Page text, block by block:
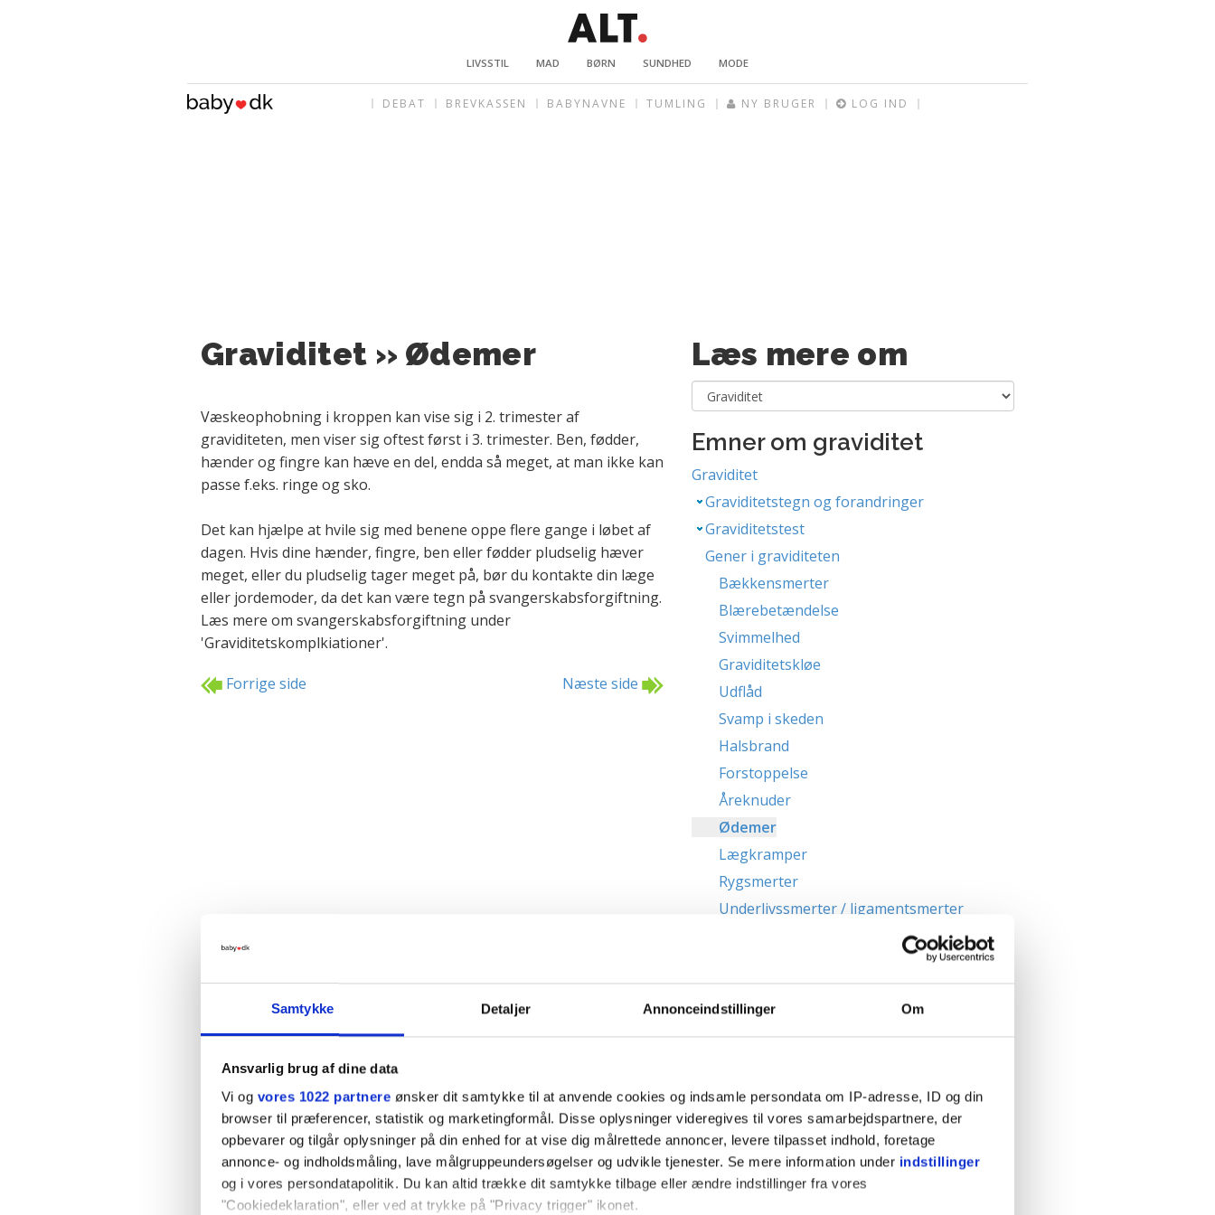
Samtykke Detaljer Annonceindstillinger Om
Ansvarlig brug af dine data
Vi og vores 1022 partnere ønsker dit samtykke til at anvende cookies og indsamle persondata om IP-adresse, ID og din
browser til præferencer, statistik og marketingformål. Disse oplysninger videregives til vores samarbejdspartnere, der
opbevarer og tilgår oplysninger på din enhed for at vise dig målrettede annoncer, levere tilpasset indhold, foretage
annonce- og indholdsmåling, lave målgruppeundersøgelser og udvikle tjenester. Se mere information under indstillinger
og i vores persondatapolitik. Du kan altid trække dit samtykke tilbage eller ændre indstillinger fra vores
"Cookiedeklaration", eller ved at trykke på "Privacy trigger" ikonet.
LIVSSTIL MAD BØRN SUNDHED MODE
DEBAT BREVKASSEN BABYNAVNE TUMLING NY BRUGER LOG IND
Graviditet » Ødemer
Væskeophobning i kroppen kan vise sig i 2. trimester af
graviditeten, men viser sig oftest først i 3. trimester. Ben, fødder,
hænder og fingre kan hæve en del, endda så meget, at man ikke kan
passe f.eks. ringe og sko.
Det kan hjælpe at hvile sig med benene oppe flere gange i løbet af
dagen. Hvis dine hænder, fingre, ben eller fødder pludselig hæver
meget, eller du pludselig tager meget på, bør du kontakte din læge
eller jordemoder, da det kan være tegn på svangerskabsforgiftning.
Læs mere om svangerskabsforgiftning under
'Graviditetskomplkiationer'.
Forrige side Næste side
Læs mere om
Emner om graviditet
Graviditet
Graviditetstegn og forandringer
Graviditetstest
Gener i graviditeten
Bækkensmerter
Blærebetændelse
Svimmelhed
Graviditetskløe
Udflåd
Svamp i skeden
Halsbrand
Forstoppelse
Åreknuder
Ødemer
Lægkramper
Rygsmerter
Underlivssmerter / ligamentsmerter
Undersøgelser i graviditeten
Vandrejournalen
Faresignaler i graviditeten
Spontan abort
Fosterdød / dødfødsel
Fosterets liv inde i maven